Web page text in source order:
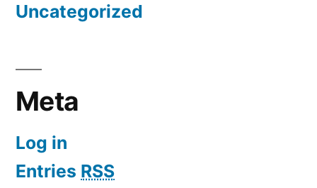
Uncategorized
Meta
Log in
Entries RSS